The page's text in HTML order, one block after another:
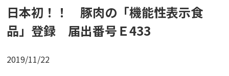
日本初！！ 豚肉の「機能性表示食
品」登録 届出番号Ｅ433
2019/11/22